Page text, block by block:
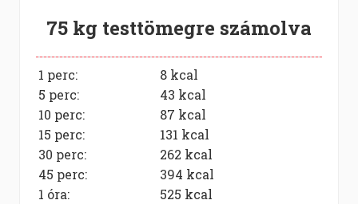
75 kg testtömegre számolva
1 perc: 8 kcal
5 perc:
43 kcal
10 perc:
87 kcal
15 perc:
131 kcal
30 perc:
262 kcal
45 perc:
394 kcal
1 óra:
525 kcal